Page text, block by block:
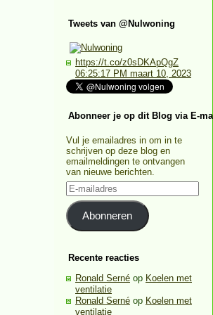
Tweets van @Nulwoning
https://t.co/z0sDKApQgZ
06:25:17 PM maart 10, 2023
Abonneer je op dit Blog via E-
Vul je emailadres in om in te
schrijven op deze blog en
emailmeldingen te ontvangen
van nieuwe berichten.
E-
mailadres
Abonneren
Recente reacties
Ronald Serné op Koelen met
ventilatie
Ronald Serné op Koelen met
ventilatie